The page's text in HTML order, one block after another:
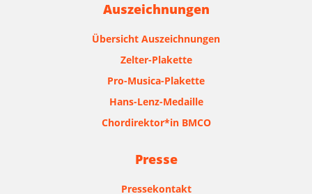
Auszeichnungen
Übersicht Auszeichnungen
Zelter-Plakette
Pro-Musica-Plakette
Hans-Lenz-Medaille
Chordirektor*in BMCO
Presse
Pressekontakt